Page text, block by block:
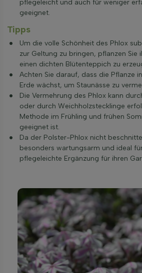
pflegeleicht und auch für weniger
geeignet.
Tipps
Um die volle Schönheit des Phlox
zur Geltung zu bringen, pflanzen Sie
einen dichten Blütenteppich zu
Achten Sie darauf, dass die Pflanze
Erde wächst, um Staunässe zu
Die Vermehrung des Phlox kann
oder durch Weichholzstecklinge
Methode im Frühling und frühen
geeignet ist.
Da der Polster-Phlox nicht
besonders wartungsarm und ideal
pflegeleichte Ergänzung für ihren